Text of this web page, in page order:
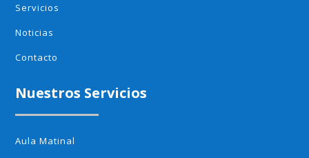
Servicios
Noticias
Contacto
Nuestros Servicios
Aula Matinal